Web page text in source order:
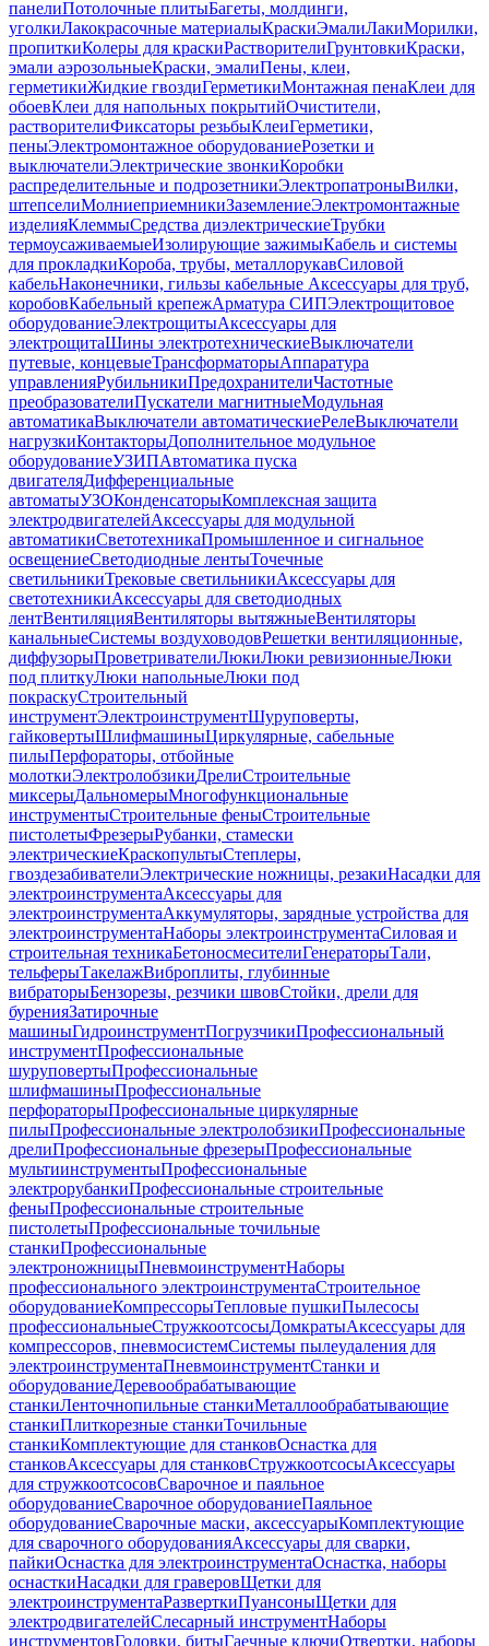
панелиПотолочные плитыБагеты, молдинги,
уголкиЛакокрасочные материалыКраскиЭмалиЛакиМорилки,
пропиткиКолеры для краскиРастворителиГрунтовкиКраски,
эмали аэрозольныеКраски, эмалиПены, клеи,
герметикиЖидкие гвоздиГерметикиМонтажная пенаКлеи для
обоевКлеи для напольных покрытийОчистители,
растворителиФиксаторы резьбыКлеиГерметики,
пеныЭлектромонтажное оборудованиеРозетки и
выключателиЭлектрические звонкиКоробки
распределительные и подрозетникиЭлектропатроныВилки,
штепселиМолниеприемникиЗаземлениеЭлектромонтажные
изделияКлеммыСредства диэлектрическиеТрубки
термоусаживаемыеИзолирующие зажимыКабель и системы
для прокладкиКороба, трубы, металлорукавСиловой
кабельНаконечники, гильзы кабельные Аксессуары для труб,
коробовКабельный крепежАрматура СИПЭлектрощитовое
оборудованиеЭлектрощитыАксессуары для
электрощитаШины электротехническиеВыключатели
путевые, концевыеТрансформаторыАппаратура
управленияРубильникиПредохранителиЧастотные
преобразователиПускатели магнитныеМодульная
автоматикаВыключатели автоматическиеРелеВыключатели
нагрузкиКонтакторыДополнительное модульное
оборудованиеУЗИПАвтоматика пуска
двигателяДифференциальные
автоматыУЗОКонденсаторыКомплексная защита
электродвигателейАксессуары для модульной
автоматикиСветотехникаПромышленное и сигнальное
освещениеСветодиодные лентыТочечные
светильникиТрековые светильникиАксессуары для
светотехникиАксессуары для светодиодных
лентВентиляцияВентиляторы вытяжныеВентиляторы
канальныеСистемы воздуховодовРешетки вентиляционные,
диффузорыПроветривателиЛюкиЛюки ревизионныеЛюки
под плиткуЛюки напольныеЛюки под
покраскуСтроительный
инструментЭлектроинструментШуруповерты,
гайковертыШлифмашиныЦиркулярные, сабельные
пилыПерфораторы, отбойные
молоткиЭлектролобзикиДрелиСтроительные
миксерыДальномерыМногофункциональные
инструментыСтроительные феныСтроительные
пистолетыФрезерыРубанки, стамески
электрическиеКраскопультыСтеплеры,
гвоздезабивателиЭлектрические ножницы, резакиНасадки для
электроинструментаАксессуары для
электроинструментаАккумуляторы, зарядные устройства для
электроинструментаНаборы электроинструментаСиловая и
строительная техникаБетоносмесителиГенераторыТали,
тельферыТакелажВиброплиты, глубинные
вибраторыБензорезы, резчики швовСтойки, дрели для
буренияЗатирочные
машиныГидроинструментПогрузчикиПрофессиональный
инструментПрофессиональные
шуруповертыПрофессиональные
шлифмашиныПрофессиональные
перфораторыПрофессиональные циркулярные
пилыПрофессиональные электролобзикиПрофессиональные
дрелиПрофессиональные фрезерыПрофессиональные
мультиинструментыПрофессиональные
электрорубанкиПрофессиональные строительные
феныПрофессиональные строительные
пистолетыПрофессиональные точильные
станкиПрофессиональные
электроножницыПневмоинструментНаборы
профессионального электроинструментаСтроительное
оборудованиеКомпрессорыТепловые пушкиПылесосы
профессиональныеСтружкоотсосыДомкратыАксессуары для
компрессоров, пневмосистемСистемы пылеудаления для
электроинструментаПневмоинструментСтанки и
оборудованиеДеревообрабатывающие
станкиЛенточнопильные станкиМеталлообрабатывающие
станкиПлиткорезные станкиТочильные
станкиКомплектующие для станковОснастка для
станковАксессуары для станковСтружкоотсосыАксессуары
для стружкоотсосовСварочное и паяльное
оборудованиеСварочное оборудованиеПаяльное
оборудованиеСварочные маски, аксессуарыКомплектующие
для сварочного оборудованияАксессуары для сварки,
пайкиОснастка для электроинструментаОснастка, наборы
оснасткиНасадки для граверовЩетки для
электроинструментаРазверткиПуансоныЩетки для
электродвигателейСлесарный инструментНаборы
инструментовГоловки, битыГаечные ключиОтвертки, наборы